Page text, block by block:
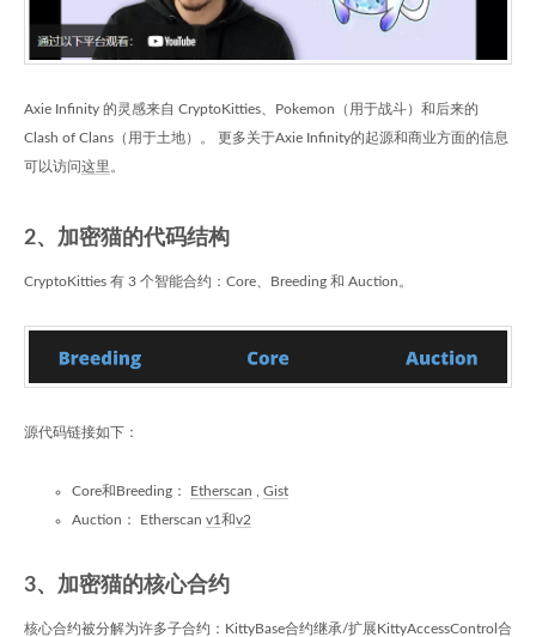
Axie Infinity 的灵感来自 CryptoKitties、Pokemon（用于战斗）和后来的
Clash of Clans（用于土地）。 更多关于Axie Infinity的起源和商业方面的信息
可以访问这里 。
2、加密猫的代码结构
CryptoKitties 有 3 个智能合约：Core、Breeding 和 Auction。
源代码链接如下：
Core和Breeding： Etherscan
Gist
Auction： Etherscan v1和v2
3、加密猫的核心合约
核心合约被分解为许多子合约：KittyBase合约继承/扩展KittyAccessControl合